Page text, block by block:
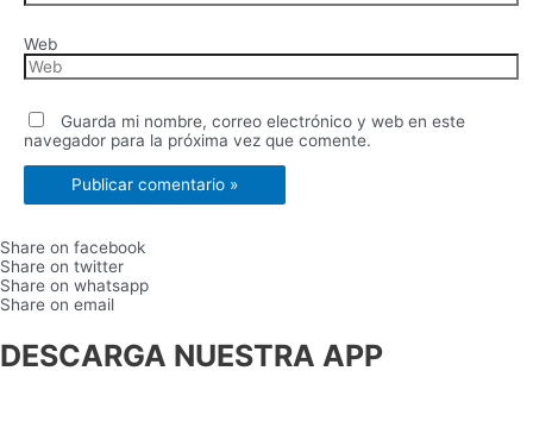
Web
Guarda mi nombre, correo electrónico y web en este
navegador para la próxima vez que comente.
Share on facebook
Share on twitter
Share on whatsapp
Share on email
DESCARGA NUESTRA APP